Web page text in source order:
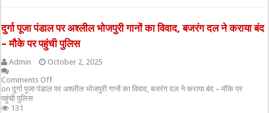
दुर्गा पूजा पंडाल पर अश्लील भोजपुरी गानों का विवाद, बजरंग दल ने कराया बंद
– मौके पर पहुंची पुलिस
Admin
October 2, 2025
Comments Off
on दुर्गा पूजा पंडाल पर अश्लील भोजपुरी गानों का विवाद, बजरंग दल ने कराया बंद – मौके पर
पहुंची पुलिस
131